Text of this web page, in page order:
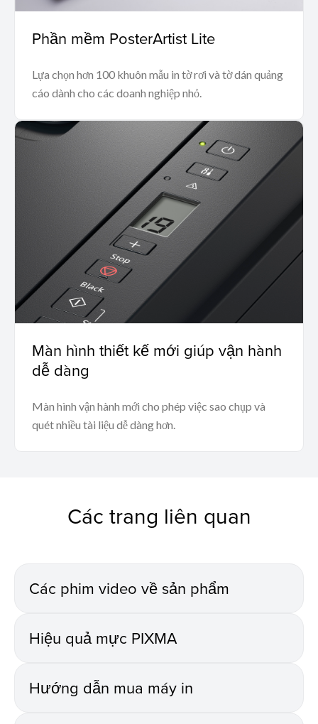
Phần mềm PosterArtist Lite
Lựa chọn hơn 100 khuôn mẫu in tờ rơi và tờ dán quảng
cáo dành cho các doanh nghiệp nhỏ.
Màn hình thiết kế mới giúp vận hành
dễ dàng
Màn hình vận hành mới cho phép việc sao chụp và
quét nhiều tài liệu dễ dàng hơn.
Các trang liên quan
Các phim video về sản phẩm
Hiệu quả mực PIXMA
Hướng dẫn mua máy in